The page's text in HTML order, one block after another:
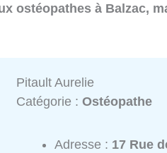
ostéopathes à Balzac,
Pitault Aurelie
Catégorie :Ostéopathe
Adresse : 17 Rue